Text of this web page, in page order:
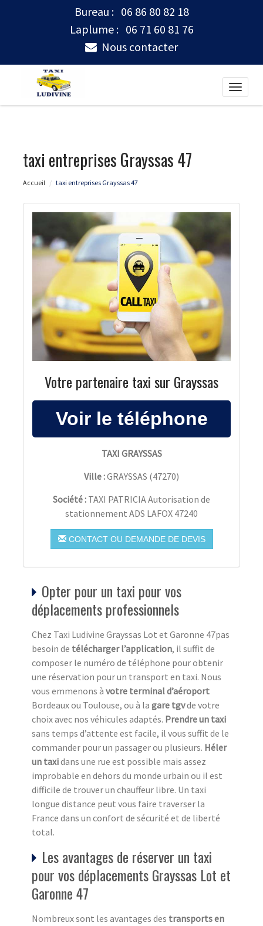
Bureau : 06 86 80 82 18
Laplume : 06 71 60 81 76
Nous contacter
Toggle
taxi entreprises Grayssas 47
Accueil taxi entreprises Grayssas 47
Votre partenaire taxi sur Grayssas
TAXI GRAYSSAS
Ville :GRAYSSAS (47270)
Société : TAXI PATRICIA Autorisation de
stationnement ADS LAFOX 47240
CONTACT OU DEMANDE DE DEVIS
Opter pour un taxi pour vos
déplacements professionnels
Chez Taxi Ludivine Grayssas Lot et Garonne 47pas
besoin de télécharger l’application, il suffit de
composer le numéro de téléphone pour obtenir
une réservation pour un transport en taxi. Nous
vous emmenons à votre terminal d’aéroport
Bordeaux ou Toulouse, ou à la gare tgvde votre
choix avec nos véhicules adaptés. Prendre un taxi
sans temps d’attente est facile, il vous suffit de le
commander pour un passager ou plusieurs. Héler
un taxidans une rue est possible mais assez
improbable en dehors du monde urbain ou il est
difficile de trouver un chauffeur libre. Un taxi
longue distance peut vous faire traverser la
France dans un confort de sécurité et de liberté
total.
Les avantages de réserver un taxi
pour vos déplacements Grayssas Lot et
Garonne 47
Nombreux sont les avantages des transports en